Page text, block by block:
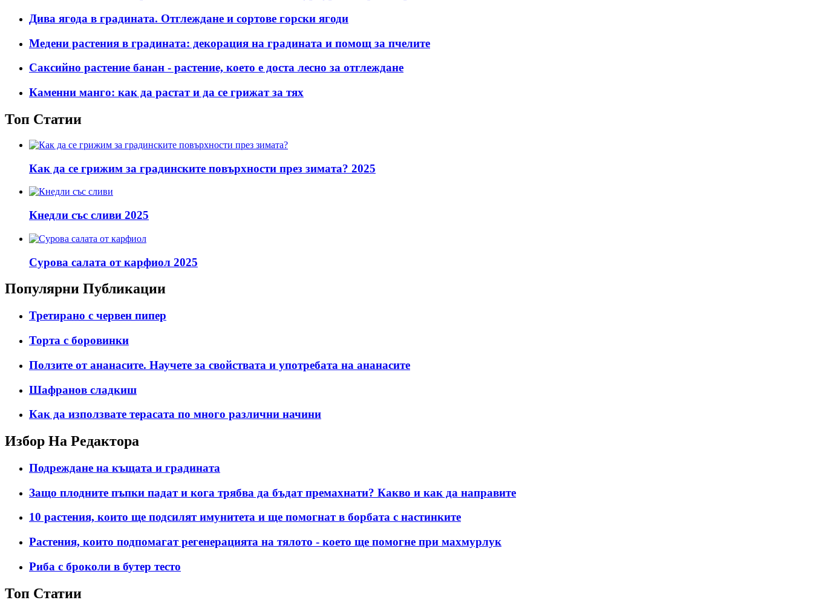
Дива ягода в градината. Отглеждане и сортове горски ягоди
Медени растения в градината: декорация на градината и помощ за пчелите
Саксийно растение банан - растение, което е доста лесно за отглеждане
Каменни манго: как да растат и да се грижат за тях
Топ Статии
Как да се грижим за градинските повърхности през зимата? 2025
Кнедли със сливи 2025
Сурова салата от карфиол 2025
Популярни Публикации
Третирано с червен пипер
Торта с боровинки
Ползите от ананасите. Научете за свойствата и употребата на ананасите
Шафранов сладкиш
Как да използвате терасата по много различни начини
Избор На Редактора
Подреждане на къщата и градината
Защо плодните пъпки падат и кога трябва да бъдат премахнати? Какво и как да направите
10 растения, които ще подсилят имунитета и ще помогнат в борбата с настинките
Растения, които подпомагат регенерацията на тялото - което ще помогне при махмурлук
Риба с броколи в бутер тесто
Топ Статии